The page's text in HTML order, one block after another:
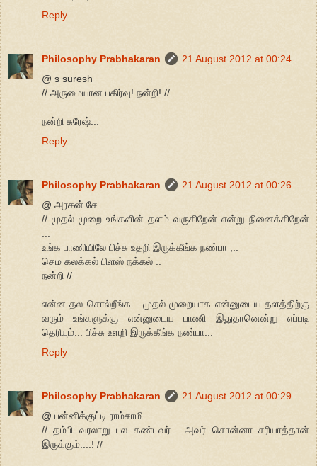
Reply
Philosophy Prabhakaran
21 August 2012 at 00:24
@ s suresh
// அருமையான பகிர்வு! நன்றி! //
நன்றி சுரேஷ்...
Reply
Philosophy Prabhakaran
21 August 2012 at 00:26
@ அரசன் சே
// முதல் முறை உங்களின் தளம் வருகிறேன் என்று நினைக்கிறேன்
உங்க பாணியிலே பிச்சு உதறி இருக்கீங்க நண்பா ,..
செம கலக்கல் பிளஸ் நக்கல் ..
நன்றி //
என்ன தல சொல்றீங்க... முதல் முறையாக என்னுடைய தளத்திற்கு
வரும் உங்களுக்கு என்னுடைய பாணி இதுதானென்று எப்படி
தெரியும்... பிச்சு உளறி இருக்கீங்க நண்பா...
Reply
Philosophy Prabhakaran
21 August 2012 at 00:29
@ பன்னிக்குட்டி ராம்சாமி
// தம்பி வரலாறு பல கண்டவர்... அவர் சொன்னா சரியாத்தான்
இருக்கும்....! //